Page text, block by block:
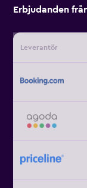
Erbjudanden
Leverantör